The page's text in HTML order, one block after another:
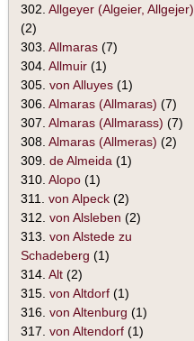
302. Allgeyer (Algeier, Allgejer)
(2)
303. Allmaras (7)
304. Allmuir (1)
305. von Alluyes (1)
306. Almaras (Allmaras) (7)
307. Almaras (Allmarass) (7)
308. Almaras (Allmeras) (2)
309. de Almeida (1)
310. Alopo (1)
311. von Alpeck (2)
312. von Alsleben (2)
313. von Alstede zu
Schadeberg (1)
314. Alt (2)
315. von Altdorf (1)
316. von Altenburg (1)
317. von Altendorf (1)